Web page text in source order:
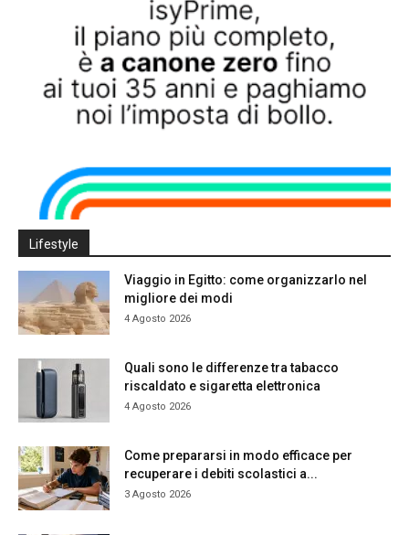
Lifestyle
Viaggio in Egitto: come organizzarlo nel
migliore dei modi
4 Agosto 2026
Quali sono le differenze tra tabacco
riscaldato e sigaretta elettronica
4 Agosto 2026
Come prepararsi in modo efficace per
recuperare i debiti scolastici a...
3 Agosto 2026